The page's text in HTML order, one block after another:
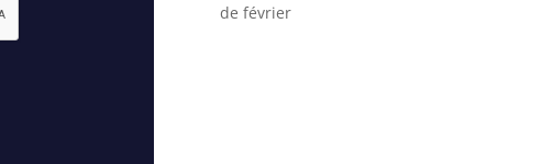
de février